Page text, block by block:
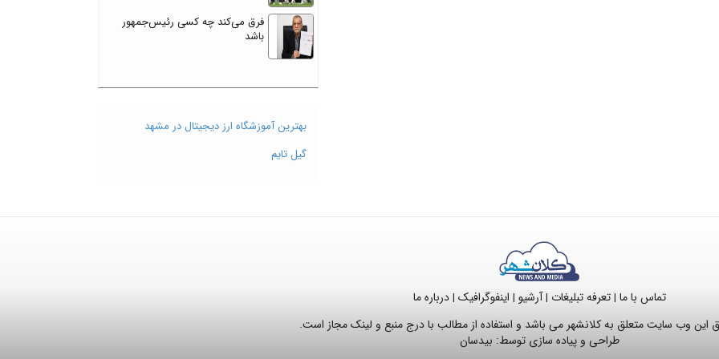
فرق می‌کند چه کسی رئیس‌جمهور
باشد
بهترین آموزشگاه ارز دیجیتال در مشهد
گیل تایم
تماس با ما |تعرفه تبلیغات |آرشیو | اینفوگرافیک |درباره ما
وب سایت متعلق به کلانشهر می باشد و استفاده از مطالب با درج منبع و لینک مجاز است.
طراحی و پیاده سازی توسط: بیدسان